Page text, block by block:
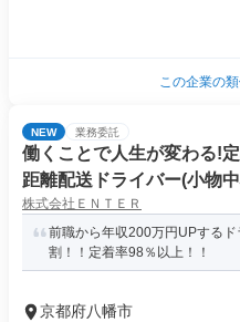
この企業の
NEW 業務委託
働くことで人生が変わる!
距離配送ドライバー(小物
株式会社ＥＮＴＥＲ
前職から年収200万円UPする
割！！定着率98％以上！！
京都府八幡市